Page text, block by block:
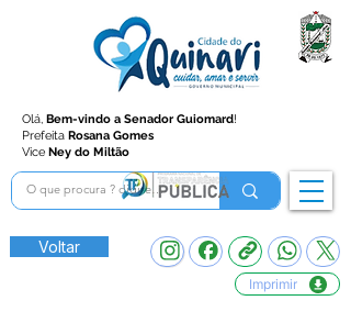
Olá, Bem-vindo a Senador Guiomard!
Prefeita Rosana Gomes
Vice Ney do Miltão
Voltar
Imprimir